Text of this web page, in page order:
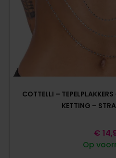
COTTELLI –
KETTING –
Op
€